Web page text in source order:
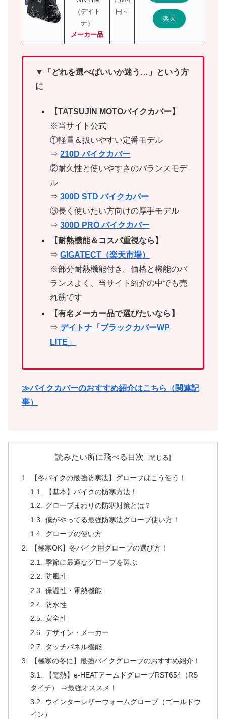
（デイト
ナ）
メーカー品
円～
楽天
▼「どれを選べばいいか迷う…」という方
に
【TATSUJIN MOTOバイクカバー】
※当サイト公式
①軽量＆扱いやすい定番モデル
⇒210D バイクカバー
②耐久性と使いやすさのバランスモデ
ル
⇒300D STD バイクカバー
③長く使いたい方向けの厚手モデル
⇒300D PRO バイクカバー
【耐熱機能＆コスパ重視なら】
⇒GIGATECT（楽天市場）
※部分耐熱機能付き。価格と機能のバ
ランスよく、当サイト紹介の中でも売
れ筋です
【有名メーカー品で選びたいなら】
⇒ デイトナ「ブラックカバーWP
LITE」
≫バイクカバーのおすすめ紹介はこちら（関連記
事）
読みたい所に飛べる目次
【冬バイクの最強防寒法】グローブはこう使う！
【基本】バイクの防寒方法！
グローブまわりの防寒対策とは？
僕がやってる最強防寒法グローブ使い方！
グローブの使い方
【極寒OK】冬バイク用グローブの選び方！
季節に最適なグローブを選ぶ
防風性
保温性・電熱機能
防水性
安全性
デザイン・メーカー
タッチパネル機能
【極寒の冬に】最強バイクグローブのおすすめ紹介！
【電熱】e-HEATアームドグローブRST654（RS
タイチ） ⇒最強オススメ！
ウインターレザーウォームグローブ（ゴールドウ
イン）